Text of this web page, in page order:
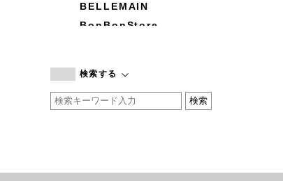
BELLEMAIN
BonBonStore
by basics
CATWORTH
cohan
検索する